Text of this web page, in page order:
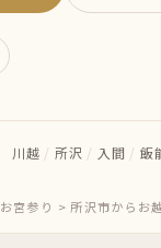
川越 / 所沢 / 入間 / 飯
お宮参り > 所沢市からお